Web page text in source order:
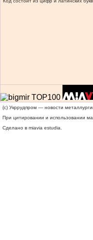
(c) Укррудпром — новости
При цитировании и использовании
Сделано в miavia estudia.